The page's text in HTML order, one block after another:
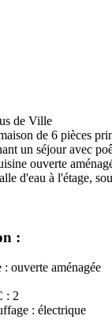
de Ville
de 6 pièces
un séjour avec
ouverte
d'eau à l'étage,
:
ouverte aménagée
: 2
: électrique